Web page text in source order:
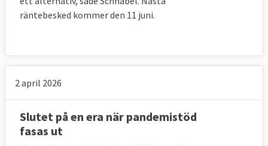
räntebesked kommer den 11 juni.
2 april 2026
Slutet på en era när pandemistöd
fasas ut